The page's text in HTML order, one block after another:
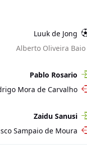
Luuk de Jong
Alberto Oliveira Baio
Pablo Rosario
Mora de Carvalho
Zaidu Sanusi
Sampaio de Moura